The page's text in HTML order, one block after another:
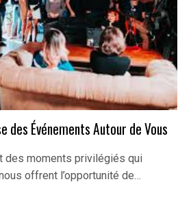
des Événements Autour de Vous
des moments privilégiés qui
offrent l’opportunité de…